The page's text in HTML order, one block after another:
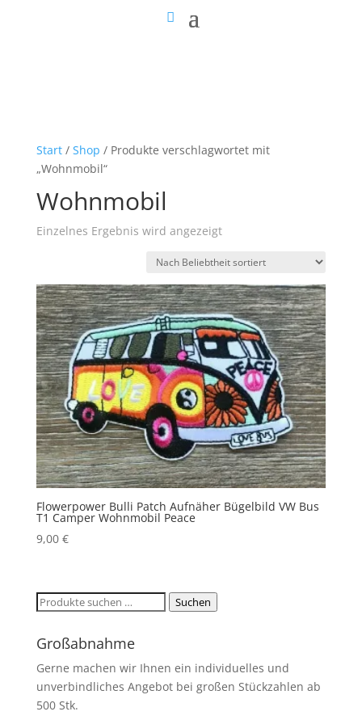
Start/ Shop / Produkte verschlagwortet mit
„Wohnmobil“
Wohnmobil
Einzelnes Ergebnis wird angezeigt
Flowerpower Bulli Patch Aufnäher Bügelbild VW Bus
T1 Camper Wohnmobil Peace
9,00 €
Suchen
Suchen
Großabnahme
Gerne machen wir Ihnen ein individuelles und
unverbindliches Angebot bei großen Stückzahlen ab
500 Stk.